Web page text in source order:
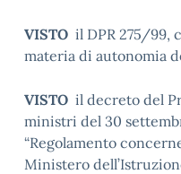
VISTO il DPR 275/99,
materia di autonomia
VISTO il decreto del
ministri del 30
“Regolamento
Ministero